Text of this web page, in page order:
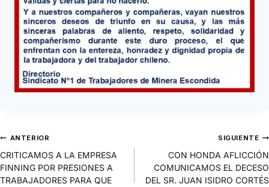
ANTERIOR
CRITICAMOS A LA EMPRESA
FINNING POR PRESIONES A
TRABAJADORES PARA QUE
SIGUIENTE
CON HONDA AFLICCIÓN
COMUNICAMOS EL DECESO
DEL SR. JUAN ISIDRO CORTÉS